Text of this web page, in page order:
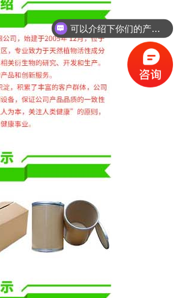
可以介绍下你们的产品么？